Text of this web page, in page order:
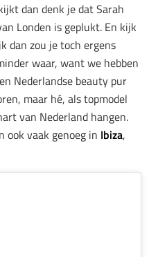
dan denk je dat Sarah
Londen is geplukt. En kijk
dan zou je toch ergens
waar, want we hebben
Nederlandse beauty pur
maar hé, als topmodel
van Nederland hangen.
ook vaak genoeg in Ibiza,